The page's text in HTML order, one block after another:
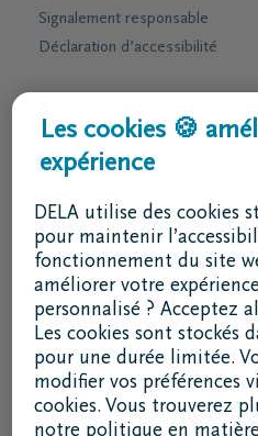
Signalement responsable
Déclaration d’accessibilité
Services & contact
J'ai une question
Je souhaite une brochure par la
02 800 87 87
lu - ve 8h30 - 17h
Je suis un
Se connecter à DELAconnect
Les cookies 🍪
expérience
DELA utilise des cookies
pour maintenir
fonctionnement du site
améliorer votre
personnalisé ? Acceptez
Les cookies sont stockés
pour une durée limitée.
modifier vos préférences
cookies. Vous trouverez
notre politique en